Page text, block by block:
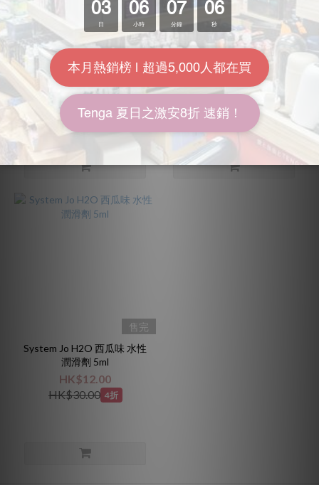
售完
System Jo Gelato Decadent
雙重朱古力味 水性潤滑劑
5ml
HK$12.00
HK$30.00 4折
售完
System Jo Agape 有機天然
水性潤滑劑 5ml
HK$12.00
HK$30.00
4折
售完
System Jo H2O 西瓜味 水性
潤滑劑 5ml
HK$12.00
HK$30.00 4折